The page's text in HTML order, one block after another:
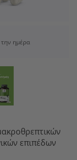
ημέρα
επιπέδων